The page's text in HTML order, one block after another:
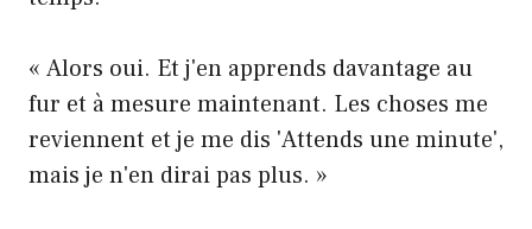
« Alors oui. Et j'en apprends davantage au
fur et à mesure maintenant. Les choses me
reviennent et je me dis 'Attends une minute',
mais je n'en dirai pas plus. »